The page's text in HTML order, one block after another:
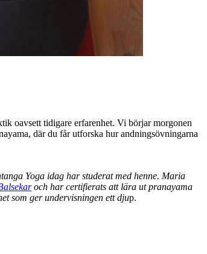
oavsett tidigare erfarenhet. Vi börjar morgonen
där du får utforska hur andningsövningarna
Yoga idag har studerat med henne. Maria
och har certifierats att lära ut pranayama
som ger undervisningen ett djup.